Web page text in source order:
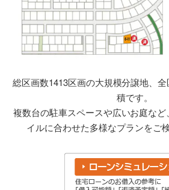
総区画数1413区画の大規模分譲地、
積です。
複数台の駐車スペースや広いお庭な
イルに合わせた多様なプランをご